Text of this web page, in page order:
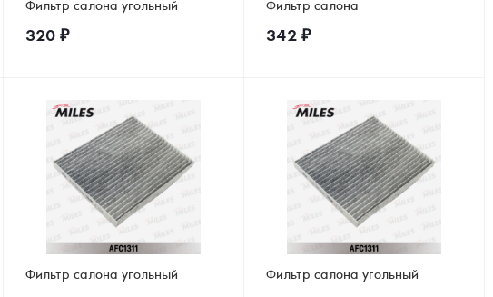
Фильтр салона угольный
320 ₽
Фильтр салона
342 ₽
Фильтр салона угольный Фильтр салона угольный